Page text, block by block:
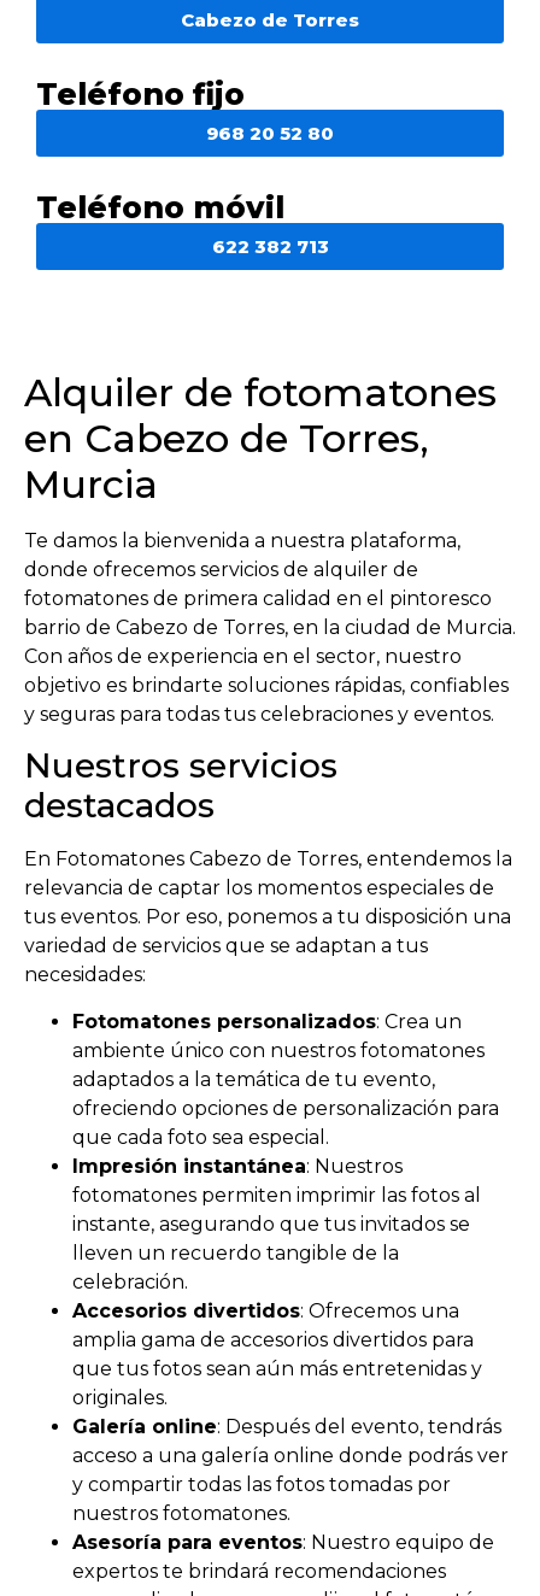
Cabezo de Torres
Teléfono fijo
968 20 52 80
Teléfono móvil
622 382 713
Alquiler de fotomatones
en Cabezo de Torres,
Murcia
Te damos la bienvenida a nuestra plataforma,
donde ofrecemos servicios de alquiler de
fotomatones de primera calidad en el pintoresco
barrio de Cabezo de Torres, en la ciudad de Murcia.
Con años de experiencia en el sector, nuestro
objetivo es brindarte soluciones rápidas, confiables
y seguras para todas tus celebraciones y eventos.
Nuestros servicios
destacados
En Fotomatones Cabezo de Torres, entendemos la
relevancia de captar los momentos especiales de
tus eventos. Por eso, ponemos a tu disposición una
variedad de servicios que se adaptan a tus
necesidades:
Fotomatones personalizados: Crea un
ambiente único con nuestros fotomatones
adaptados a la temática de tu evento,
ofreciendo opciones de personalización para
que cada foto sea especial.
Impresión instantánea: Nuestros
fotomatones permiten imprimir las fotos al
instante, asegurando que tus invitados se
lleven un recuerdo tangible de la
celebración.
Accesorios divertidos: Ofrecemos una
amplia gama de accesorios divertidos para
que tus fotos sean aún más entretenidas y
originales.
Galería online: Después del evento, tendrás
acceso a una galería online donde podrás ver
y compartir todas las fotos tomadas por
nuestros fotomatones.
Asesoría para eventos: Nuestro equipo de
expertos te brindará recomendaciones